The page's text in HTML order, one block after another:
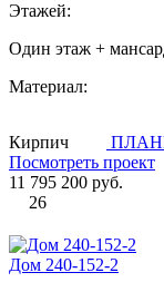
Этажей:
Один этаж +
Материал:
Кирпич
Посмотреть проект
11 795 200 руб.
26
Дом 240-152-2